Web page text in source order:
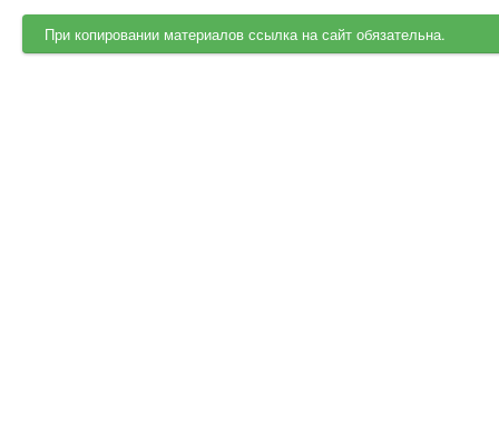
При копировании материалов ссылка на сайт обязательна.